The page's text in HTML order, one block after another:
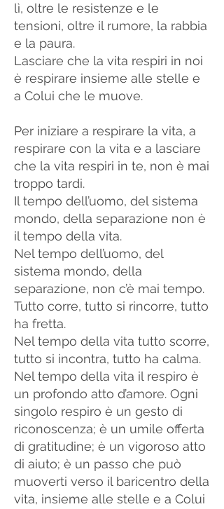
lì, oltre le resistenze e le
tensioni, oltre il rumore, la rabbia
e la paura.
Lasciare che la vita respiri in noi
è respirare insieme alle stelle e
a Colui che le muove.
Per iniziare a respirare la vita, a
respirare con la vita e a lasciare
che la vita respiri in te, non è mai
troppo tardi.
Il tempo dell’uomo, del sistema
mondo, della separazione non è
il tempo della vita.
Nel tempo dell’uomo, del
sistema mondo, della
separazione, non c’è mai tempo.
Tutto corre, tutto si rincorre, tutto
ha fretta.
Nel tempo della vita tutto scorre,
tutto si incontra, tutto ha calma.
Nel tempo della vita il respiro è
un profondo atto d’amore. Ogni
singolo respiro è un gesto di
riconoscenza; è un umile offerta
di gratitudine; è un vigoroso atto
di aiuto; è un passo che può
muoverti verso il baricentro della
vita, insieme alle stelle e a Colui